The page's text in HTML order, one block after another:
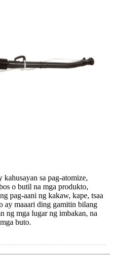
sa pag-atomize,
o butil na mga produkto,
pag-aani ng kakaw, kape, tsaa
ay maaari ding gamitin bilang
ng mga lugar ng imbakan, na
buto.